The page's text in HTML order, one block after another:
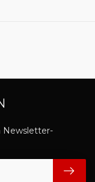
Newsletter-